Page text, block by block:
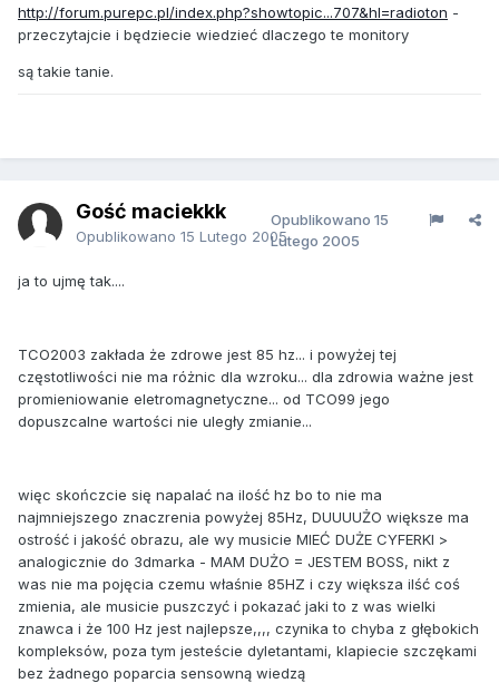
http://forum.purepc.pl/index.php?showtopic...707&hl=radioton -
przeczytajcie i będziecie wiedzieć dlaczego te monitory
są takie tanie.
Gość maciekkk
Opublikowano 15 Lutego 2005
Opublikowano 15
Lutego 2005
ja to ujmę tak....
TCO2003 zakłada że zdrowe jest 85 hz... i powyżej tej
częstotliwości nie ma różnic dla wzroku... dla zdrowia ważne jest
promieniowanie eletromagnetyczne... od TCO99 jego
dopuszcalne wartości nie uległy zmianie...
więc skończcie się napalać na ilość hz bo to nie ma
najmniejszego znaczrenia powyżej 85Hz, DUUUUŻO większe ma
ostrość i jakość obrazu, ale wy musicie MIEĆ DUŻE CYFERKI >
analogicznie do 3dmarka - MAM DUŻO = JESTEM BOSS, nikt z
was nie ma pojęcia czemu właśnie 85HZ i czy większa ilść coś
zmienia, ale musicie puszczyć i pokazać jaki to z was wielki
znawca i że 100 Hz jest najlepsze,,,, czynika to chyba z głębokich
kompleksów, poza tym jesteście dyletantami, klapiecie szczękami
bez żadnego poparcia sensowną wiedzą